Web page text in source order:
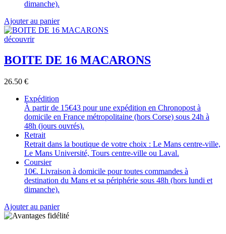
dimanche).
Ajouter au panier
découvrir
BOITE DE 16 MACARONS
26.50 €
Expédition
À partir de 15€43 pour une expédition en Chronopost à
domicile en France métropolitaine (hors Corse) sous 24h à
48h (jours ouvrés).
Retrait
Retrait dans la boutique de votre choix : Le Mans centre-ville,
Le Mans Université, Tours centre-ville ou Laval.
Coursier
10€. Livraison à domicile pour toutes commandes à
destination du Mans et sa périphérie sous 48h (hors lundi et
dimanche).
Ajouter au panier